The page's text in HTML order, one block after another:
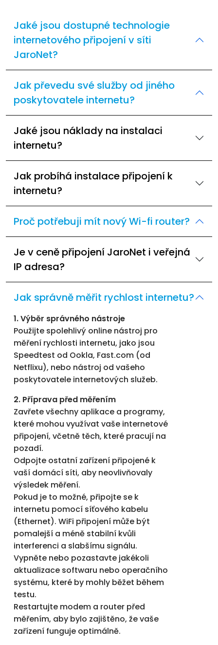
Jaké jsou dostupné technologie
internetového připojení v síti
JaroNet?
Jak převedu své služby od jiného
poskytovatele internetu?
Jaké jsou náklady na instalaci
internetu?
Jak probíhá instalace připojení k
internetu?
Proč potřebuji mít nový Wi-fi router?
Je v ceně připojení JaroNet i veřejná
IP adresa?
Jak správně měřit rychlost internetu?
1. Výběr správného nástroje
Použijte spolehlivý online nástroj pro
měření rychlosti internetu, jako jsou
Speedtest od Ookla, Fast.com (od
Netflixu), nebo nástroj od vašeho
poskytovatele internetových služeb.
2. Příprava před měřením
Zavřete všechny aplikace a programy,
které mohou využívat vaše internetové
připojení, včetně těch, které pracují na
pozadí.
Odpojte ostatní zařízení připojené k
vaší domácí síti, aby neovlivňovaly
výsledek měření.
Pokud je to možné, připojte se k
internetu pomocí síťového kabelu
(Ethernet). WiFi připojení může být
pomalejší a méně stabilní kvůli
interferenci a slabšímu signálu.
Vypněte nebo pozastavte jakékoli
aktualizace softwaru nebo operačního
systému, které by mohly běžet během
testu.
Restartujte modem a router před
měřením, aby bylo zajištěno, že vaše
zařízení funguje optimálně.